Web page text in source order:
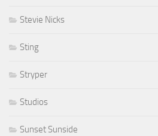
Stevie Nicks
Sting
Stryper
Studios
Sunset Sunside